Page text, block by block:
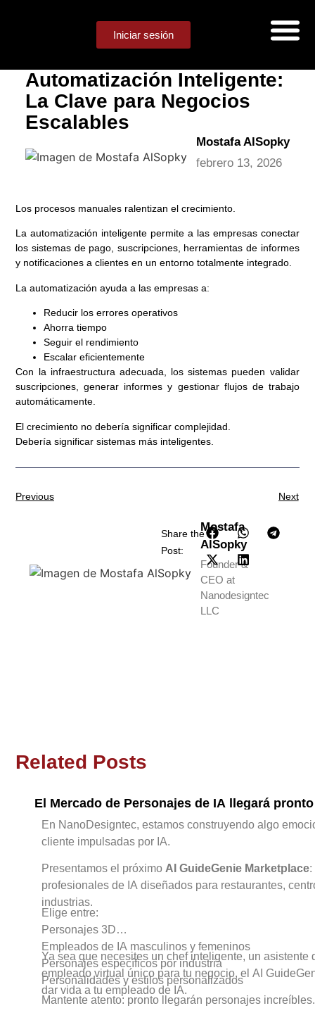
Iniciar sesión
Automatización Inteligente:
La Clave para Negocios
Escalables
Mostafa AlSopky
febrero 13, 2026
Los procesos manuales ralentizan el crecimiento.
La automatización inteligente permite a las empresas conectar
los sistemas de pago, suscripciones, herramientas de informes
y notificaciones a clientes en un entorno totalmente integrado.
La automatización ayuda a las empresas a:
Reducir los errores operativos
Ahorra tiempo
Seguir el rendimiento
Escalar eficientemente
Con la infraestructura adecuada, los sistemas pueden validar
suscripciones, generar informes y gestionar flujos de trabajo
automáticamente.
El crecimiento no debería significar complejidad.
Debería significar sistemas más inteligentes.
Previous Next
Mostafa
AlSopky
Founder &
CEO at
Nanodesigntec
LLC
Share the
Post:
Related Posts
El Mercado de Personajes de IA llegará pronto
En NanoDesigntec, estamos construyendo algo
cliente impulsadas por IA.
Presentamos el próximo AI GuideGenie Marketplace:
profesionales de IA diseñados para restaurantes,
industrias.
Elige entre:
Personajes 3D
Empleados de IA masculinos y femeninos
Personajes específicos por industria
Personalidades y estilos personalizados
Ya sea que necesites un chef inteligente, un
empleado virtual único para tu negocio, el AI
dar vida a tu empleado de IA.
Mantente atento: pronto llegarán personajes increíbles.